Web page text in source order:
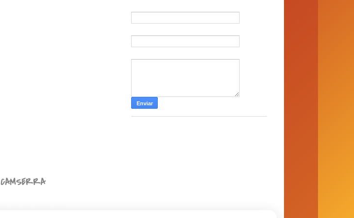
CAMSERRA